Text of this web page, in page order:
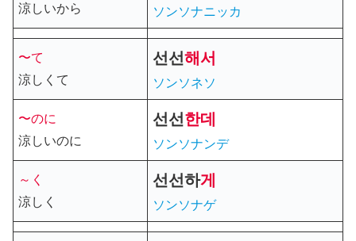
涼しいから
ソンソナニッカ
〜て
涼しくて
선선해서
ソンソネソ
〜のに
涼しいのに
선선한데
ソンソナンデ
～く
涼しく
선선하게
ソンソナゲ